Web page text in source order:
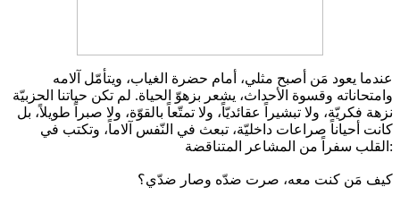
عندما يعود مَن أصبح مثلي، أمام حضرة الغياب، ويتأمّل آلامه
وامتحاناته وقسوة الأحداث، يشعر بزهوّ الحياة. لم تكن حياتنا الحزبيّة
نزهة فكريّة، ولا تبشيراً عقائديّاً، ولا تمتّعاً بالقوّة، ولا صبراً طويلاً، بل
كانت أحياناً صراعات داخليّة، تبعث في النّفس آلاماً، وتكتب في
القلب سفراً من المشاعر المتناقضة:
كيف مَن كنت معه، صرت ضدّه وصار ضدّي؟